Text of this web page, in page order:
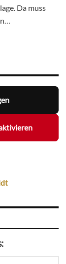
Da muss